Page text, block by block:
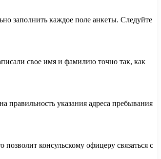
заполнить каждое поле анкеты. Следуйте
свое имя и фамилию точно так, как
правильность указания адреса пребывания
консульскому офицеру связаться с